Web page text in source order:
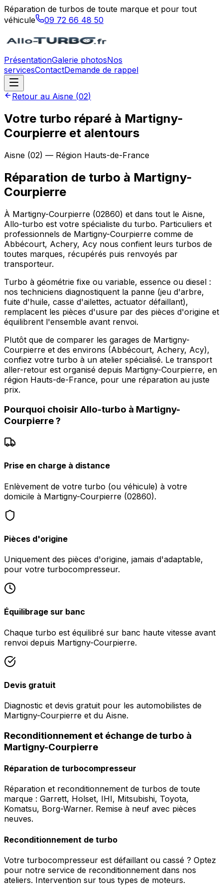
Réparation de turbos de toute marque et pour tout
véhicule
09 72 66 48 50
PrésentationGalerie photosNos
servicesContactDemande de rappel
Retour au Aisne (02)
Votre turbo réparé à Martigny-
Courpierre et alentours
Aisne (02) — Région Hauts-de-France
Réparation de turbo à Martigny-
Courpierre
À Martigny-Courpierre (02860) et dans tout le Aisne,
Allo-turbo est votre spécialiste du turbo. Particuliers et
professionnels de Martigny-Courpierre comme de
Abbécourt, Achery, Acy nous confient leurs turbos de
toutes marques, récupérés puis renvoyés par
transporteur.
Turbo à géométrie fixe ou variable, essence ou diesel :
nos techniciens diagnostiquent la panne (jeu d'arbre,
fuite d'huile, casse d'ailettes, actuator défaillant),
remplacent les pièces d'usure par des pièces d'origine et
équilibrent l'ensemble avant renvoi.
Plutôt que de comparer les garages de Martigny-
Courpierre et des environs (Abbécourt, Achery, Acy),
confiez votre turbo à un atelier spécialisé. Le transport
aller-retour est organisé depuis Martigny-Courpierre, en
région Hauts-de-France, pour une réparation au juste
prix.
Pourquoi choisir Allo-turbo à Martigny-
Courpierre?
Prise en charge à distance
Enlèvement de votre turbo (ou véhicule) à votre
domicile à Martigny-Courpierre (02860).
Pièces d'origine
Uniquement des pièces d'origine, jamais d'adaptable,
pour votre turbocompresseur.
Équilibrage sur banc
Chaque turbo est équilibré sur banc haute vitesse avant
renvoi depuis Martigny-Courpierre.
Devis gratuit
Diagnostic et devis gratuit pour les automobilistes de
Martigny-Courpierre et du Aisne.
Reconditionnement et échange de turbo à
Martigny-Courpierre
Réparation de turbocompresseur
Réparation et reconditionnement de turbos de toute
marque : Garrett, Holset, IHI, Mitsubishi, Toyota,
Komatsu, Borg-Warner. Remise à neuf avec pièces
neuves.
Reconditionnement de turbo
Votre turbocompresseur est défaillant ou cassé ? Optez
pour notre service de reconditionnement dans nos
ateliers. Intervention sur tous types de moteurs.